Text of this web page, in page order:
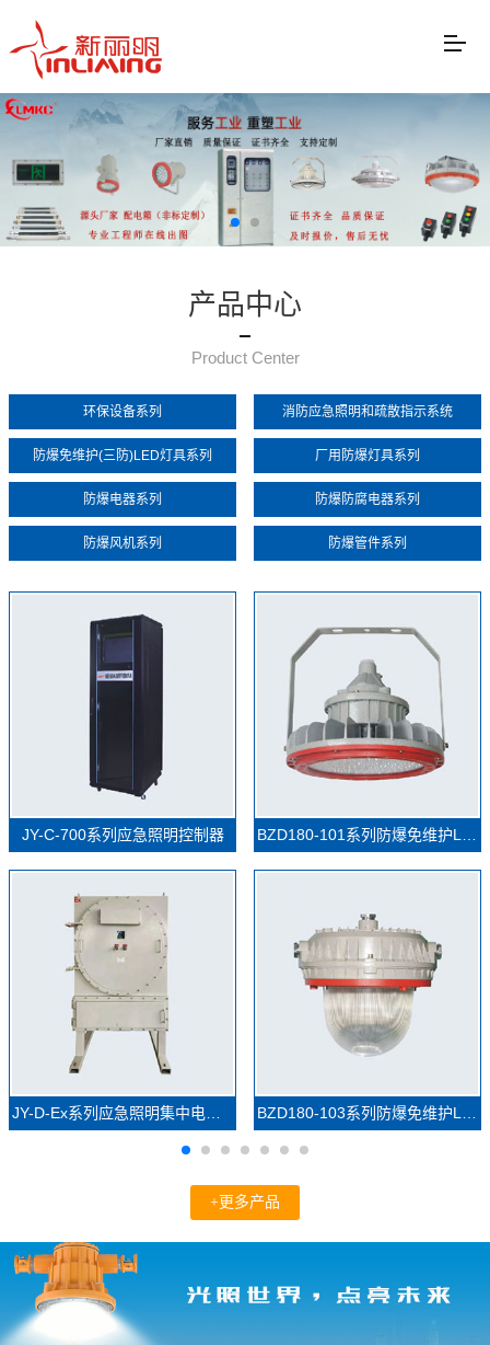
产品中心
Product Center
环保设备系列 消防应急照明和疏散指示系统
防爆免维护(三防)LED灯具系列 厂用防爆灯具系列
防爆电器系列 防爆防腐电器系列
防爆风机系列 防爆管件系列
JY-C-700系列应急照明控制器
+更多产品